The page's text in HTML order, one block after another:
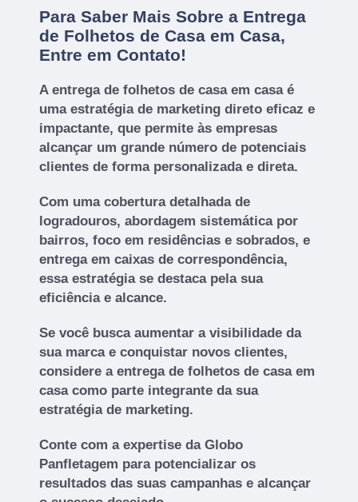
Para Saber Mais Sobre a Entrega
de Folhetos de Casa em Casa,
Entre em Contato!
A entrega de folhetos de casa em casa é
uma estratégia de marketing direto eficaz e
impactante, que permite às empresas
alcançar um grande número de potenciais
clientes de forma personalizada e direta.
Com uma cobertura detalhada de
logradouros, abordagem sistemática por
bairros, foco em residências e sobrados, e
entrega em caixas de correspondência,
essa estratégia se destaca pela sua
eficiência e alcance.
Se você busca aumentar a visibilidade da
sua marca e conquistar novos clientes,
considere a entrega de folhetos de casa em
casa como parte integrante da sua
estratégia de marketing.
Conte com a expertise da Globo
Panfletagem para potencializar os
resultados das suas campanhas e alcançar